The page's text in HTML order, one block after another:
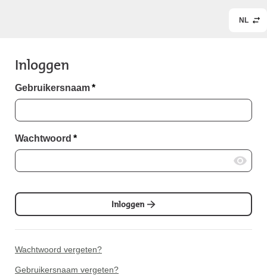
NL
Inloggen
Gebruikersnaam*
Wachtwoord *
Inloggen
Wachtwoord vergeten?
Gebruikersnaam vergeten?